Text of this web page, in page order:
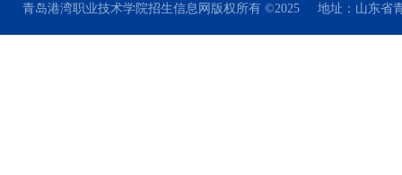
青岛港湾职业技术学院招生信息网版权所有 ©2025 地址：山东